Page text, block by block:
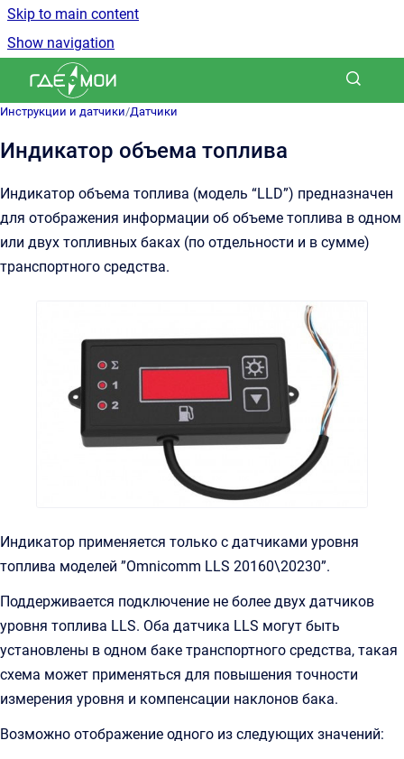
Skip to main content
Show navigation
Go to homepage
Инструкции и датчики/Датчики
Индикатор объема топлива
Индикатор объема топлива (модель “LLD”) предназначен
для отображения информации об объеме топлива в одном
или двух топливных баках (по отдельности и в сумме)
транспортного средства.
Индикатор применяется только с датчиками уровня
топлива моделей ”Omnicomm LLS 20160\20230”.
Поддерживается подключение не более двух датчиков
уровня топлива LLS. Оба датчика LLS могут быть
установлены в одном баке транспортного средства, такая
схема может применяться для повышения точности
измерения уровня и компенсации наклонов бака.
Возможно отображение одного из следующих значений: